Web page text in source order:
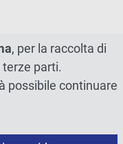
, per la raccolta di
parti.
possibile continuare